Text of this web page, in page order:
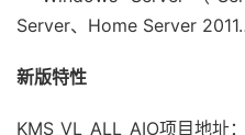
Server、Home Server
新版特性
KMS_VL_ALL_AIO项目地址：